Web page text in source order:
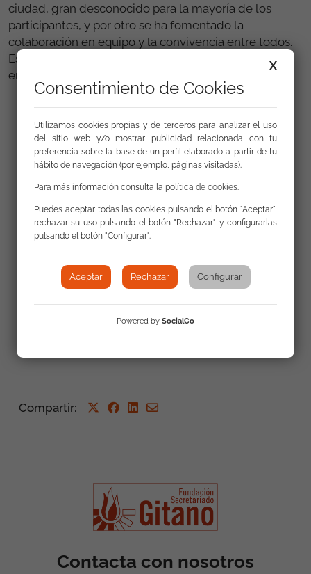
ciudad, gran desconocido para la mayoría de los
participantes, y por otro se ha fomentado la
colaboración en equipo y la convivencia entre todos.
Esperemos que tras esta bonita experiencia alguno
encuentre su vocación artística como fotógrafo.
Volver a Actualidad
Compartir:
Contacta con nosotros
X
Consentimiento de Cookies
Utilizamos cookies propias y de terceros para analizar el uso
del sitio web y/o mostrar publicidad relacionada con tu
preferencia sobre la base de un perfil elaborado a partir de tu
hábito de navegación (por ejemplo, páginas visitadas).
Para más información consulta la política de cookies
Puedes aceptar todas las cookies pulsando el botón "Aceptar",
rechazar su uso pulsando el botón "Rechazar" y configurarlas
pulsando el botón "Configurar".
Aceptar Rechazar Configurar
Powered by SocialCo